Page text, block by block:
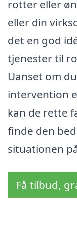
rotter eller
eller din
det en god
tjenester til
Uanset om
intervention
kan de rette
finde den
situationen
Få tilbud,